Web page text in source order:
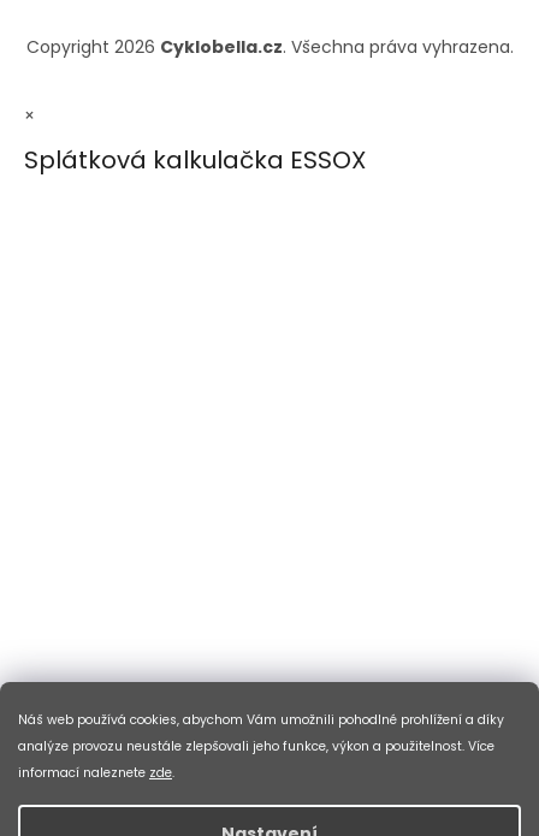
Náš web používá cookies, abychom Vám umožnili pohodlné prohlížení a díky
analýze provozu neustále zlepšovali jeho funkce, výkon a použitelnost. Více
informací naleznete zde.
Copyright 2026 Cyklobella.cz. Všechna práva vyhrazena.
×
Splátková kalkulačka ESSOX